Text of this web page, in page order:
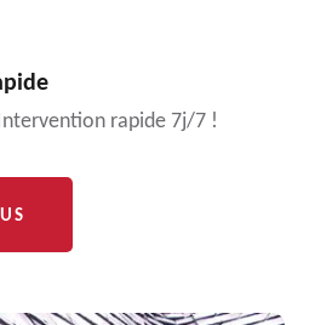
rapide 7j/7 !